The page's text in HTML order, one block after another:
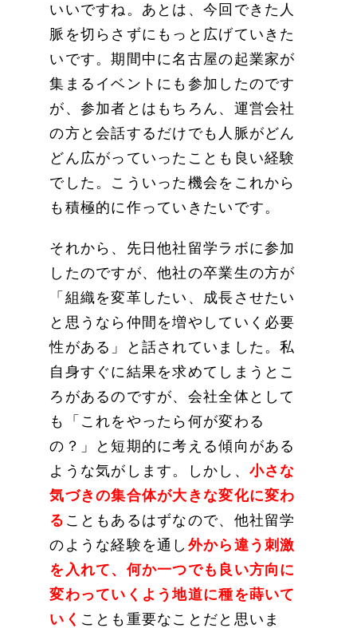
いいですね。あとは、今回できた人
脈を切らさずにもっと広げていきた
いです。期間中に名古屋の起業家が
集まるイベントにも参加したのです
が、参加者とはもちろん、運営会社
の方と会話するだけでも人脈がどん
どん広がっていったことも良い経験
でした。こういった機会をこれから
も積極的に作っていきたいです。
それから、先日他社留学ラボに参加
したのですが、他社の卒業生の方が
「組織を変革したい、成長させたい
と思うなら仲間を増やしていく必要
性がある」と話されていました。私
自身すぐに結果を求めてしまうとこ
ろがあるのですが、会社全体として
も「これをやったら何が変わる
の？」と短期的に考える傾向がある
ような気がします。しかし、 小さな
気づきの集合体が大きな変化に変わ
る こともあるはずなので、他社留学
のような経験を通し 外から違う刺激
を入れて、何か一つでも良い方向に
変わっていくよう地道に種を蒔いて
いく ことも重要なことだと思いま